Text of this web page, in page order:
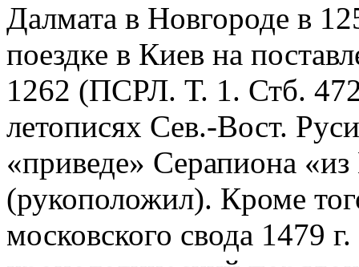
Далмата в Новгороде в
поездке в Киев на
1262 (ПСРЛ. Т. 1. Стб.
летописях Сев.-Вост.
«приведе» Серапиона
(рукоположил). Кроме
московского свода 1479